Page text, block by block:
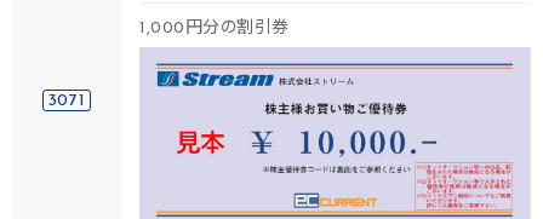
3071
1,000円分の割引券